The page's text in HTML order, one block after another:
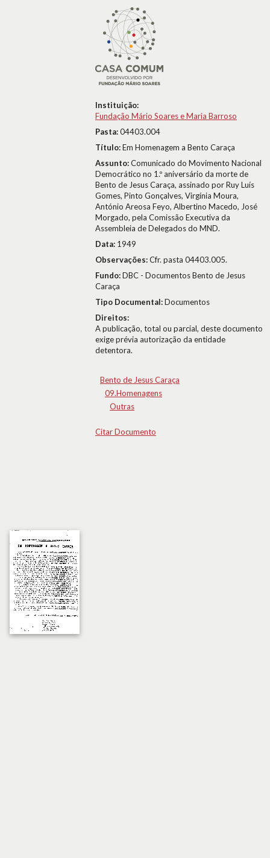
Instituição:
Fundação Mário Soares e Maria Barroso
Pasta:04403.004
Título:Em Homenagem a Bento Caraça
Assunto:Comunicado do Movimento Nacional
Democrático no 1.º aniversário da morte de
Bento de Jesus Caraça, assinado por Ruy Luís
Gomes, Pinto Gonçalves, Virgínia Moura,
António Areosa Feyo, Albertino Macedo, José
Morgado, pela Comissão Executiva da
Assembleia de Delegados do MND.
Data: 1949
Observações:Cfr. pasta 04403.005.
Fundo:DBC - Documentos Bento de Jesus
Caraça
Tipo Documental:Documentos
Direitos:
A publicação, total ou parcial, deste documento
exige prévia autorização da entidade
detentora.
Bento de Jesus Caraça
09.Homenagens
Outras
Citar Documento